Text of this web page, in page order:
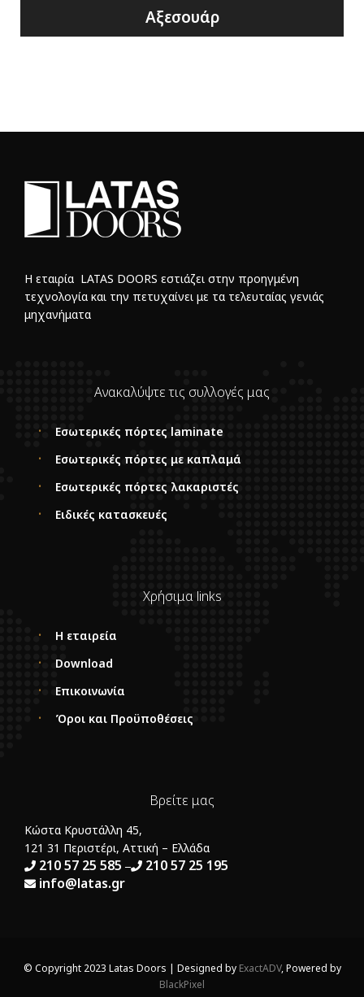
Αξεσουάρ
Η εταιρία LATAS DOORS εστιάζει στην προηγμένη
τεχνολογία και την πετυχαίνει με τα τελευταίας γενιάς
μηχανήματα
Ανακαλύψτε τις συλλογές μας
Εσωτερικές πόρτες laminate
Εσωτερικές πόρτες με καπλαμά
Εσωτερικές πόρτες λακαριστές
Ειδικές κατασκευές
Χρήσιμα links
Η εταιρεία
Download
Επικοινωνία
Όροι και Προϋποθέσεις
Βρείτε μας
Κώστα Κρυστάλλη 45,
121 31 Περιστέρι, Αττική – Ελλάδα
210 57 25 585 –
210 57 25 195
info@latas.gr
© Copyright 2023 Latas Doors | Designed by ExactADV, Powered by
BlackPixel